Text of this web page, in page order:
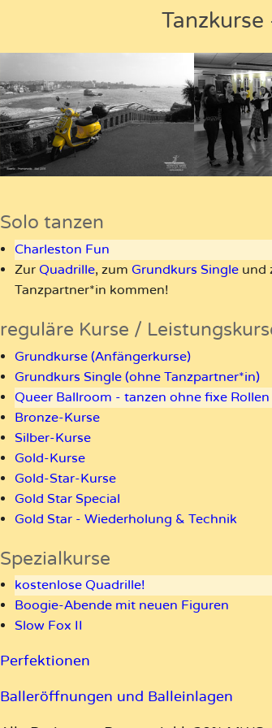
Solo tanzen
Charleston Fun
Zur Quadrille, zum Grundkurs Singleund
Tanzpartner*in kommen!
reguläre Kurse /
Grundkurse (Anfängerkurse)
Grundkurs Single (ohne Tanzpartner*in)
Queer Ballroom - tanzen ohne fixe Rollen
Bronze-Kurse
Silber-Kurse
Gold-Kurse
Gold-Star-Kurse
Gold Star Special
Gold Star - Wiederholung & Technik
Spezialkurse
kostenlose Quadrille!
Boogie-Abende mit neuen Figuren
Slow Fox II
Perfektionen
Balleröffnungen und Balleinlagen